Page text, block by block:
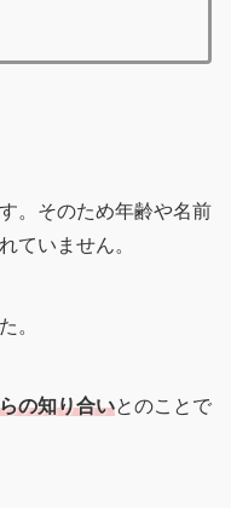
。そのため年齢や名前
ていません。
。
の知り合いとのことで